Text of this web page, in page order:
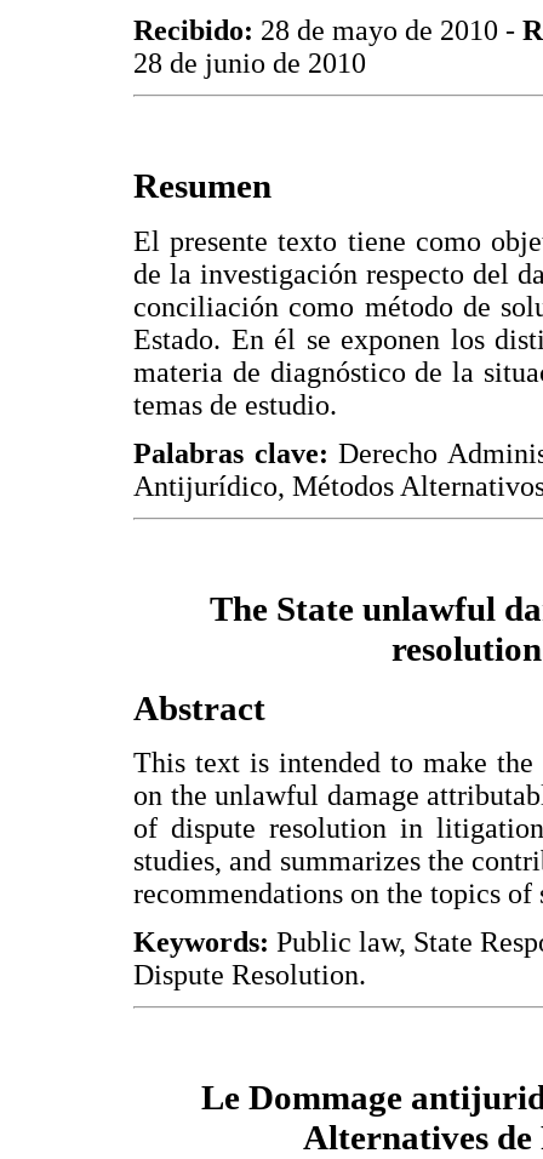
Recibido: 28 de mayo de 2010 -
28 de junio de 2010
Resumen
El presente texto tiene como
de la investigación respecto del
conciliación como método de
Estado. En él se exponen los
materia de diagnóstico de la
temas de estudio.
Palabras clave:Derecho
Antijurídico, Métodos
The State unlawful
Abstract
This text is intended to make
on the unlawful damage
of dispute resolution in
studies, and summarizes the
recommendations on the topics of
Keywords: Public law, State
Dispute Resolution.
Le Dommage
Alternatives de